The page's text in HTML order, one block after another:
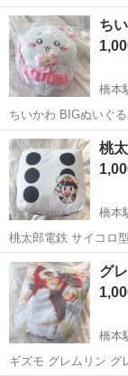
しておりました
東京 町田市
ち
橋本
ちいかわ BIGぬいぐるみ まじかる
開封のまま保管して
東京 町田市
桃
橋本
桃太郎電鉄 サイコロ型 クッション クロー
した
東京 町田市
グ
橋本
ギズモ グレムリン グ